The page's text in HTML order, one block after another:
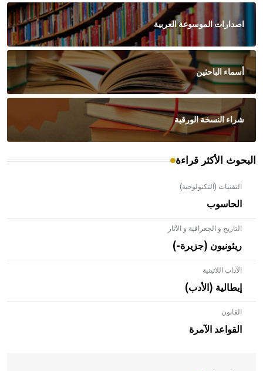
اصدارات الموسوعة العربية
أسماء الباحثين
شراء النسخة الورقية
البحوث الأكثر قراءة
التقنيات (التكنولوجية)
الحاسوب
التاريخ و الجغرافية و الآثار
ريئونيون (جزيرة-)
الآداب اللاتينية
إيطالية (الأدب)
القانون
القواعد الآمرة
- هل تعلم أن الأبلق نوع من الفنون الهندسية التي ارتبطت
بالعمارة الإسلامية في بلاد الشام ومصر خاصة، حيث يحرص
المعمار على بناء مداميكه وخاصة في الواجهات